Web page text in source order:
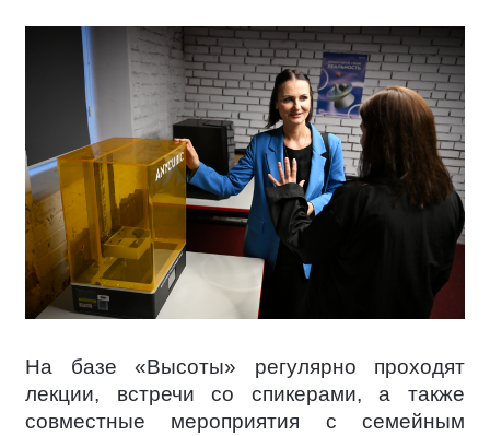
На базе «Высоты» регулярно проходят
лекции, встречи со спикерами, а также
совместные мероприятия с семейным